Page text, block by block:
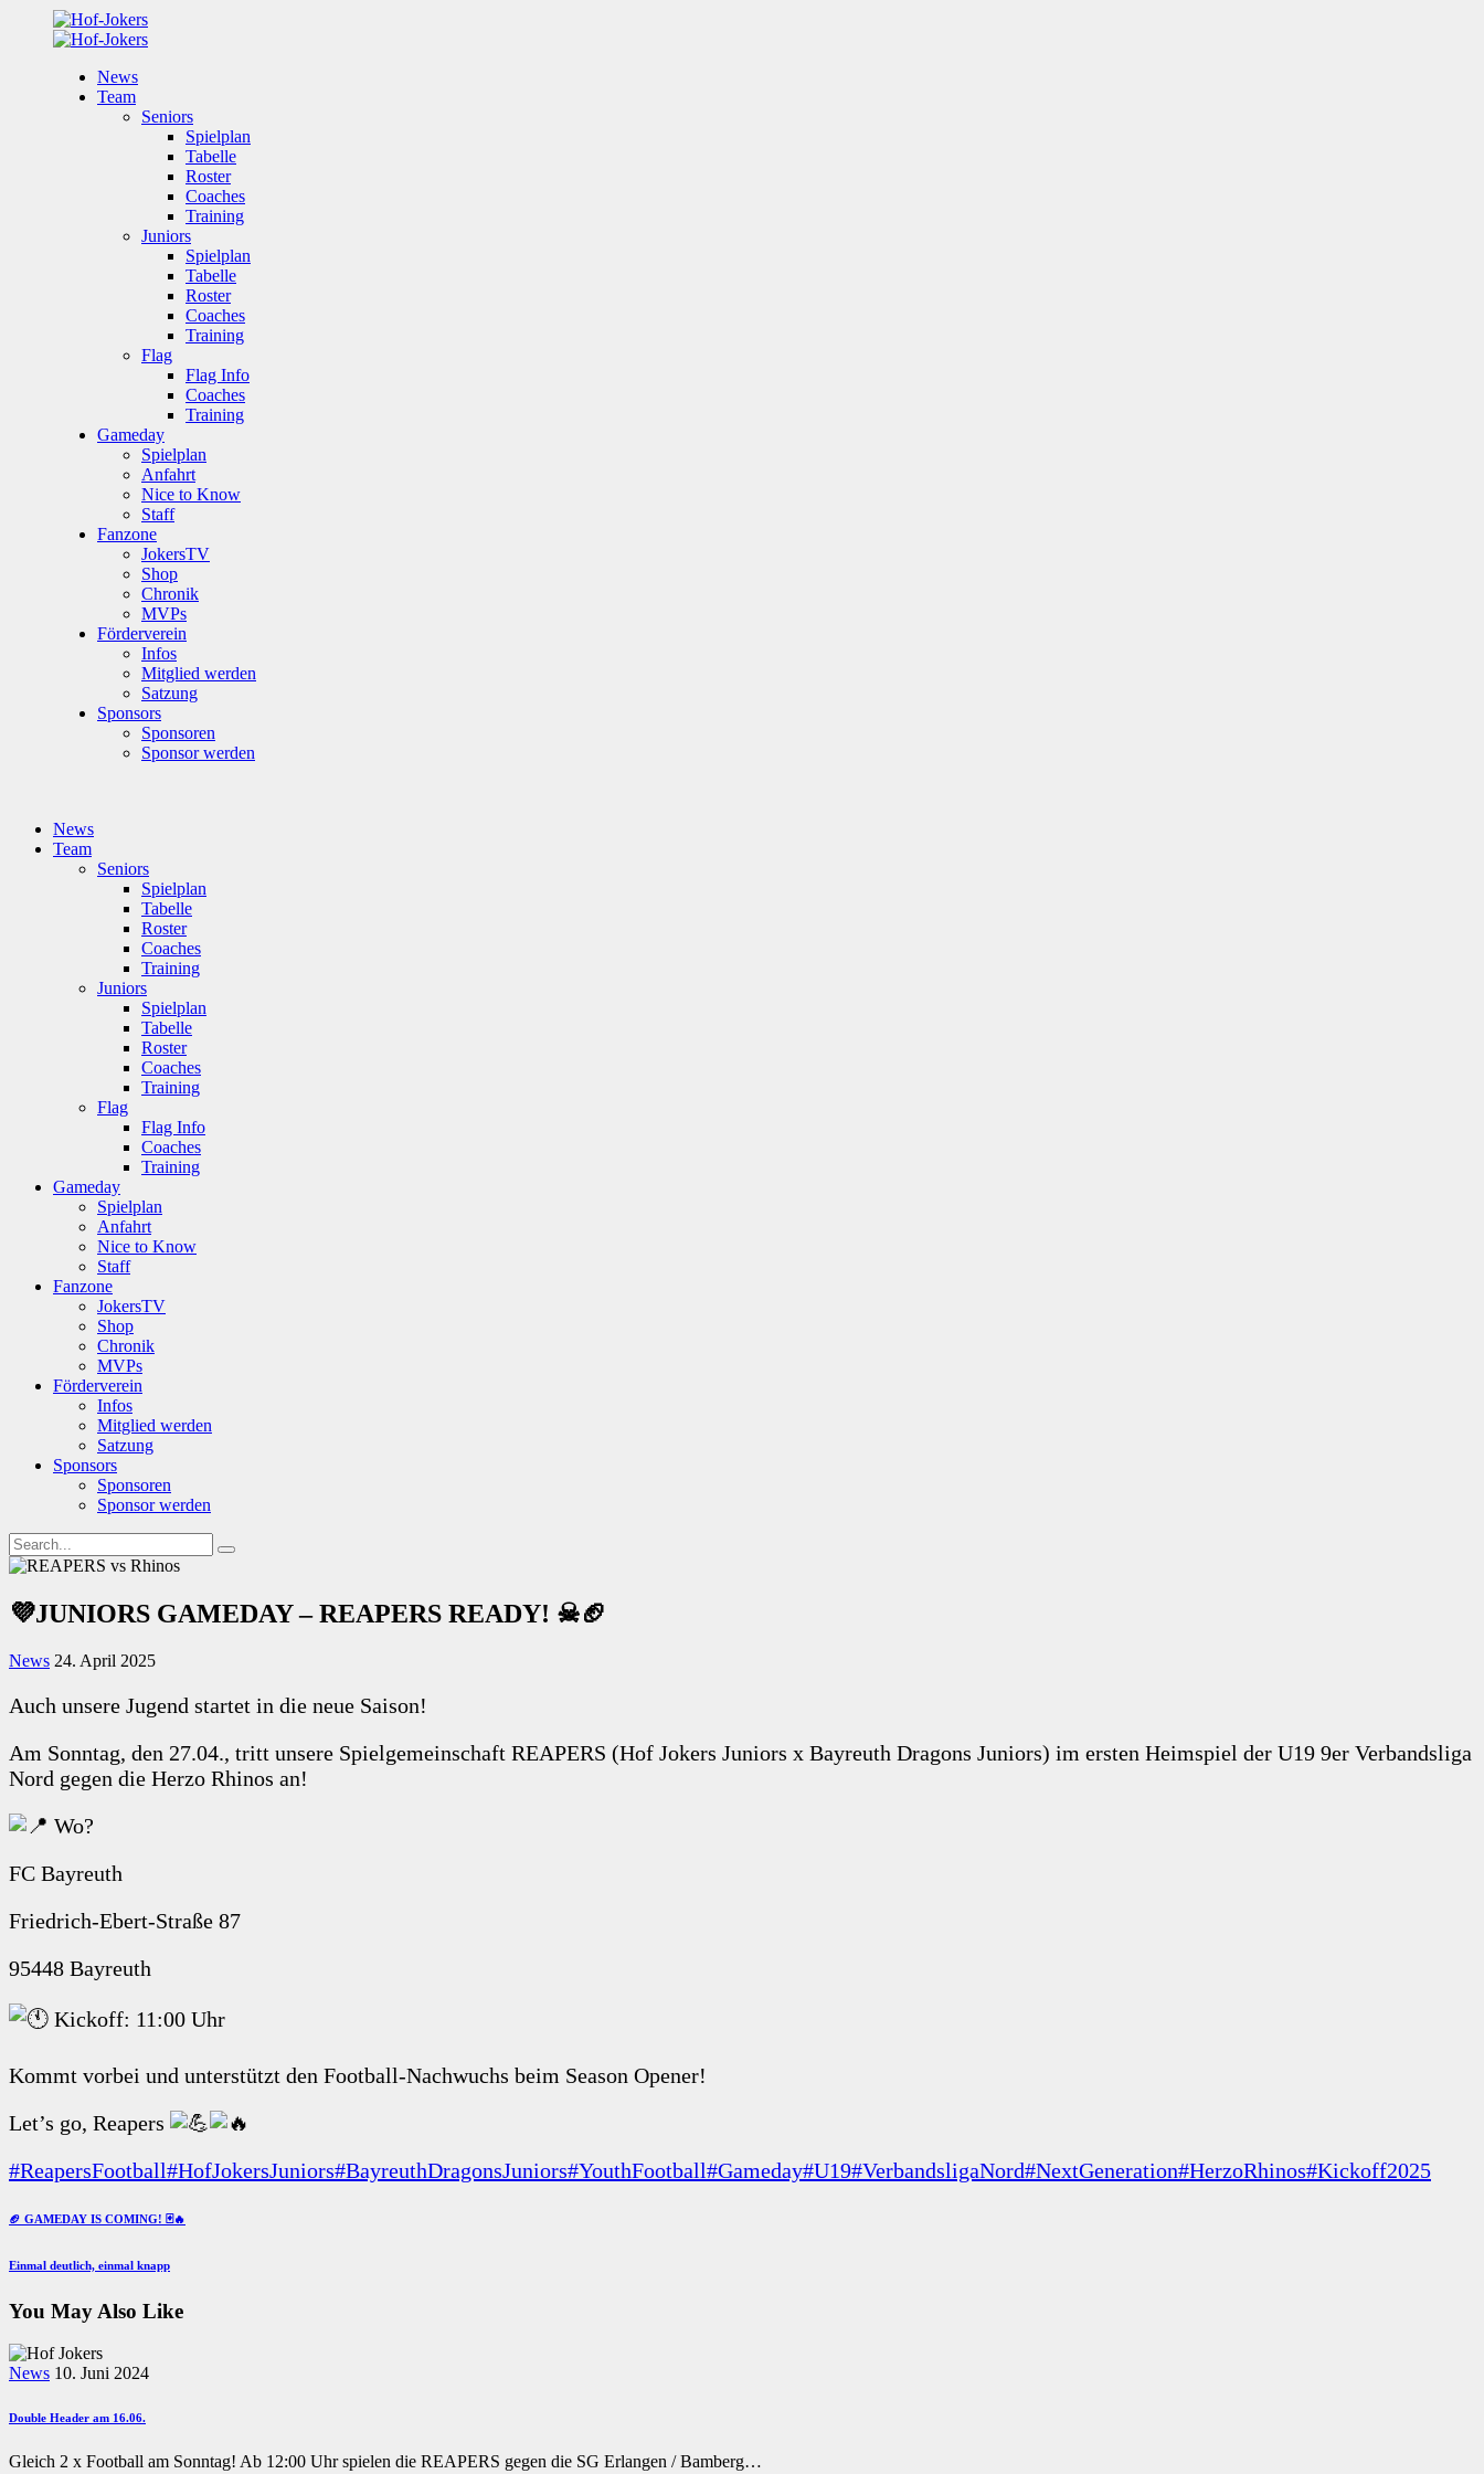
News
Team
Seniors
Spielplan
Tabelle
Roster
Coaches
Training
Juniors
Spielplan
Tabelle
Roster
Coaches
Training
Flag
Flag Info
Coaches
Training
Gameday
Spielplan
Anfahrt
Nice to Know
Staff
Fanzone
JokersTV
Shop
Chronik
MVPs
Förderverein
Infos
Mitglied werden
Satzung
Sponsors
Sponsoren
Sponsor werden
News
Team
Seniors
Spielplan
Tabelle
Roster
Coaches
Training
Juniors
Spielplan
Tabelle
Roster
Coaches
Training
Flag
Flag Info
Coaches
Training
Gameday
Spielplan
Anfahrt
Nice to Know
Staff
Fanzone
JokersTV
Shop
Chronik
MVPs
Förderverein
Infos
Mitglied werden
Satzung
Sponsors
Sponsoren
Sponsor werden
💜JUNIORS GAMEDAY – REAPERS READY! ☠🏈
News 24. April 2025
Auch unsere Jugend startet in die neue Saison!
Am Sonntag, den 27.04., tritt unsere Spielgemeinschaft REAPERS (Hof Jokers Juniors x Bayreuth Dragons Juniors) im ersten Heimspiel der U19 9er Verbandsliga
Nord gegen die Herzo Rhinos an!
Wo?
FC Bayreuth
Friedrich-Ebert-Straße 87
95448 Bayreuth
Kickoff: 11:00 Uhr
Kommt vorbei und unterstützt den Football-Nachwuchs beim Season Opener!
Let’s go, Reapers
#ReapersFootball#HofJokersJuniors#BayreuthDragonsJuniors#YouthFootball#Gameday#U19#VerbandsligaNord#NextGeneration#HerzoRhinos#Kickoff2025
Beitragsnavigation
Previous
🏈 GAMEDAY IS COMING! 🃏🔥
Next
Einmal deutlich, einmal knapp
You May Also Like
News 10. Juni 2024
Double Header am 16.06.
Gleich 2 x Football am Sonntag! Ab 12:00 Uhr spielen die REAPERS gegen die SG Erlangen / Bamberg…